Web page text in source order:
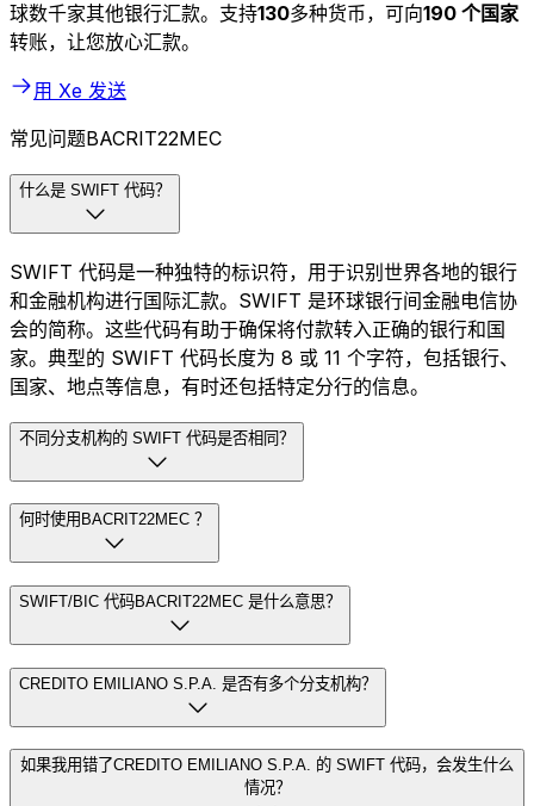
球数千家其他银行汇款。支持130多种货币，可向190 个国家
转账，让您放心汇款。
用 Xe 发送
常见问题BACRIT22MEC
什么是 SWIFT 代码？
SWIFT 代码是一种独特的标识符，用于识别世界各地的银行
和金融机构进行国际汇款。SWIFT 是环球银行间金融电信协
会的简称。这些代码有助于确保将付款转入正确的银行和国
家。典型的 SWIFT 代码长度为 8 或 11 个字符，包括银行、
国家、地点等信息，有时还包括特定分行的信息。
不同分支机构的 SWIFT 代码是否相同？
何时使用BACRIT22MEC ？
SWIFT/BIC 代码BACRIT22MEC 是什么意思？
CREDITO EMILIANO S.P.A. 是否有多个分支机构？
如果我用错了CREDITO EMILIANO S.P.A. 的 SWIFT 代码，会发生什么
情况？